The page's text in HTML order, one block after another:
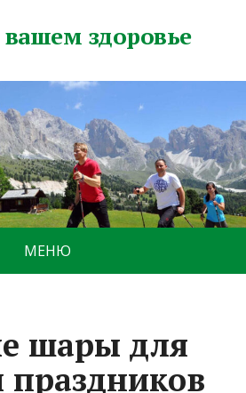
вашем здоровье
МЕНЮ
шары для
праздников